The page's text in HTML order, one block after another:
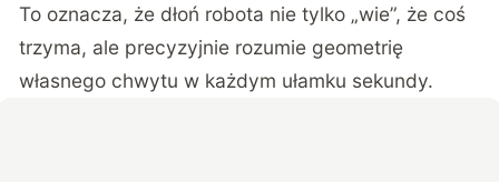
To oznacza, że dłoń robota nie tylko „wie”, że coś
trzyma, ale precyzyjnie rozumie geometrię
własnego chwytu w każdym ułamku sekundy.